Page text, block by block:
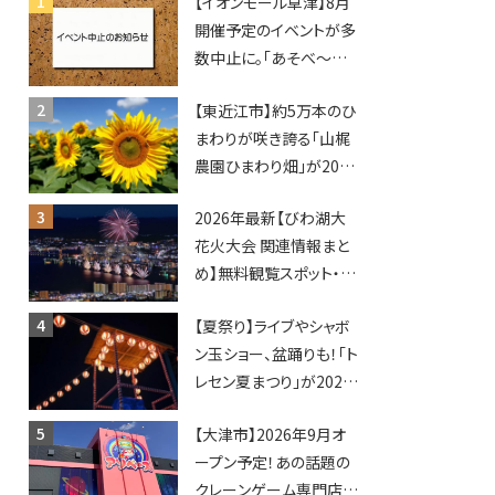
開催予定のイベントが多
数中止に。「あそべ〜る
ショーなど
【東近江市】約5万本のひ
まわりが咲き誇る「山梶
農園ひまわり畑」が2026
ポットやキッチンカーも
登場！何度も入園できる
フリーパスも販売★
2026年最新【びわ湖大
花火大会 関連情報まと
め】無料観覧スポット・同
ップ・交通規制に近隣施
設の駐車場情報なども
要チェック★
【夏祭り】ライブやシャボ
ン玉ショー、盆踊りも！「ト
レセン夏まつり」が2026
【大津市】2026年9月オ
ープン予定！あの話題の
クレーンゲーム専門店